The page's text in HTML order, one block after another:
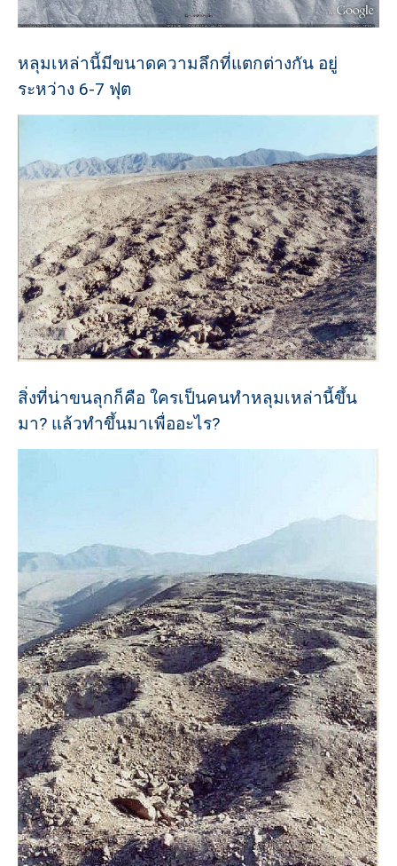
หลุมเหล่านี้มีขนาดความลึกที่แตกต่างกัน อยู่
ระหว่าง 6-7 ฟุต
สิ่งที่น่าขนลุกก็คือ ใครเป็นคนทำหลุมเหล่านี้ขึ้น
มา? แล้วทำขึ้นมาเพื่ออะไร?